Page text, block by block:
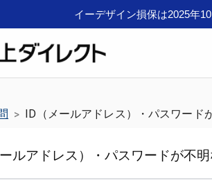
イーデザイン損保は2025年
> ID（メールアドレス）・パスワード
ルアドレス）・パスワードが不